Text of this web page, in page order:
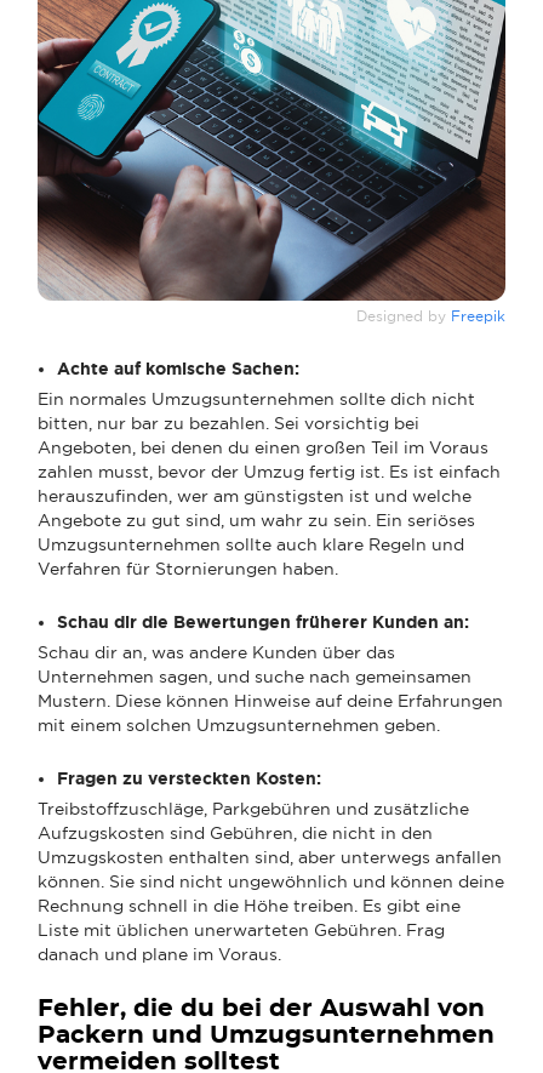
Designed by Freepik
Achte auf komische Sachen:
Ein normales Umzugsunternehmen sollte dich nicht
bitten, nur bar zu bezahlen. Sei vorsichtig bei
Angeboten, bei denen du einen großen Teil im Voraus
zahlen musst, bevor der Umzug fertig ist. Es ist einfach
herauszufinden, wer am günstigsten ist und welche
Angebote zu gut sind, um wahr zu sein. Ein seriöses
Umzugsunternehmen sollte auch klare Regeln und
Verfahren für Stornierungen haben.
Schau dir die Bewertungen früherer Kunden an:
Schau dir an, was andere Kunden über das
Unternehmen sagen, und suche nach gemeinsamen
Mustern. Diese können Hinweise auf deine Erfahrungen
mit einem solchen Umzugsunternehmen geben.
Fragen zu versteckten Kosten:
Treibstoffzuschläge, Parkgebühren und zusätzliche
Aufzugskosten sind Gebühren, die nicht in den
Umzugskosten enthalten sind, aber unterwegs anfallen
können. Sie sind nicht ungewöhnlich und können deine
Rechnung schnell in die Höhe treiben. Es gibt eine
Liste mit üblichen unerwarteten Gebühren. Frag
danach und plane im Voraus.
Fehler, die du bei der Auswahl von
Packern und Umzugsunternehmen
vermeiden solltest